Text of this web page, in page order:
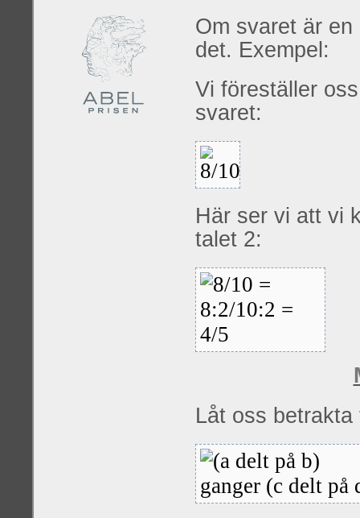
Om svaret är
det. Exempel:
Vi föreställer
svaret:
Här ser vi att vi
talet 2:
Låt oss